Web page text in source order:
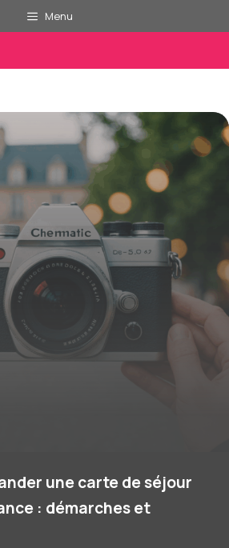
Menu
une carte de séjour
: démarches et